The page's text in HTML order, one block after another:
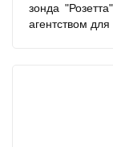
зонда
агентством для